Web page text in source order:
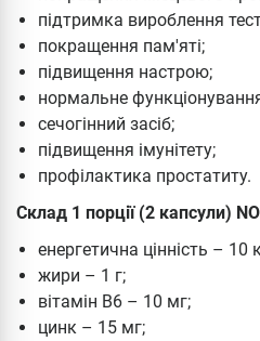
підтримка вироблення
покращення пам'яті;
підвищення настрою;
нормальне
сечогінний засіб;
підвищення імунітету;
профілактика простатиту.
Склад 1 порції (2 капсули)
енергетична цінність – 10
жири – 1 г;
вітамін В6 – 10 мг;
цинк – 15 мг;